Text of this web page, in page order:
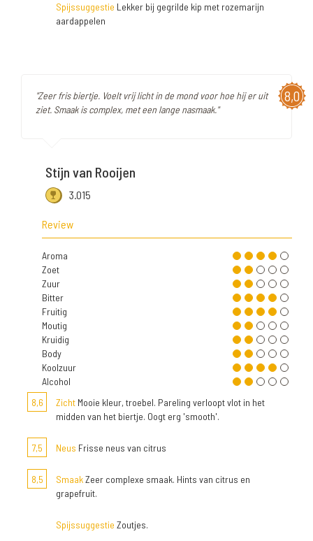
Spijssuggestie Lekker bij gegrilde kip met rozemarijn
aardappelen
8,0
"Zeer fris biertje. Voelt vrij licht in de mond voor hoe hij er uit
ziet. Smaak is complex, met een lange nasmaak."
Stijn van Rooijen
3.015
Review
Aroma
Zoet
Zuur
Bitter
Fruitig
Moutig
Kruidig
Body
Koolzuur
Alcohol
8,6
Zicht Mooie kleur, troebel. Pareling verloopt vlot in het
midden van het biertje. Oogt erg 'smooth'.
7,5 Neus Frisse neus van citrus
8,5 SmaakZeer complexe smaak. Hints van citrus en
grapefruit.
Spijssuggestie Zoutjes.